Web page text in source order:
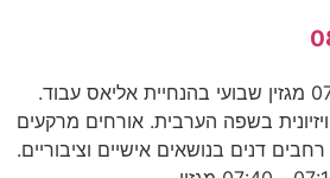
פרספקטיבה 06:10 - 07:10 מגזין שבועי בהנחיית אליאס עבוד.
בשפה הערבית. אורחים מרקעים
רחבים דנים בנושאים אישיים וציבוריים.